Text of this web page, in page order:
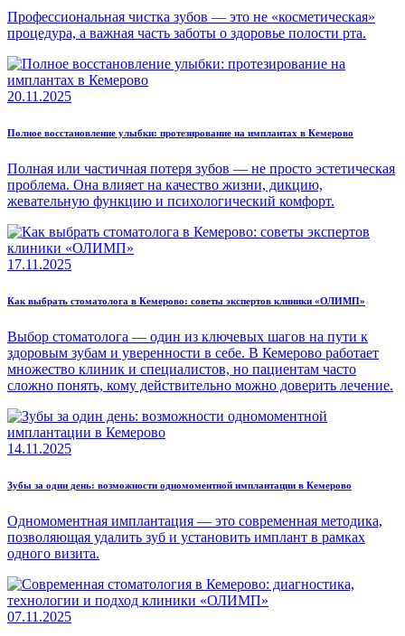
Профессиональная чистка зубов — это не «косметическая»
процедура, а важная часть заботы о здоровье полости рта.
20.11.2025
Полное восстановление улыбки: протезирование на имплантах в Кемерово
Полная или частичная потеря зубов — не просто эстетическая
проблема. Она влияет на качество жизни, дикцию,
жевательную функцию и психологический комфорт.
17.11.2025
Как выбрать стоматолога в Кемерово: советы экспертов клиники «ОЛИМП»
Выбор стоматолога — один из ключевых шагов на пути к
здоровым зубам и уверенности в себе. В Кемерово работает
множество клиник и специалистов, но пациентам часто
сложно понять, кому действительно можно доверить лечение.
14.11.2025
Зубы за один день: возможности одномоментной имплантации в Кемерово
Одномоментная имплантация — это современная методика,
позволяющая удалить зуб и установить имплант в рамках
одного визита.
07.11.2025